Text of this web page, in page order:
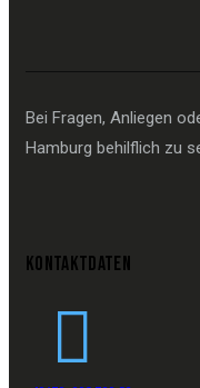
Bei Fragen, Anliegen
Hamburg behilflich zu
KONTAKTDATEN